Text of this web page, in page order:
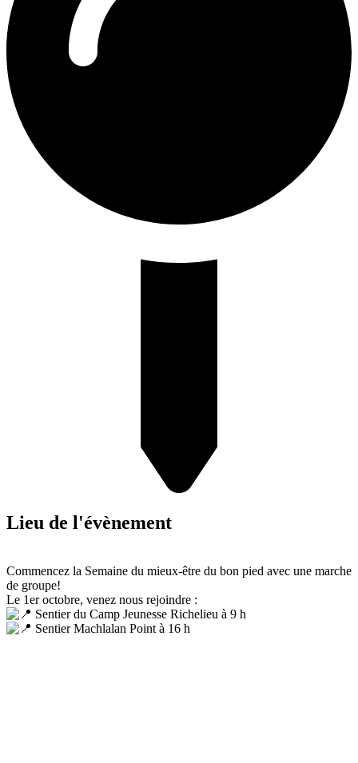
Lieu de l'évènement
Commencez la Semaine du mieux-être du bon pied avec une marche
de groupe!
Le 1er octobre, venez nous rejoindre :
Sentier du Camp Jeunesse Richelieu à 9 h
Sentier Machlalan Point à 16 h